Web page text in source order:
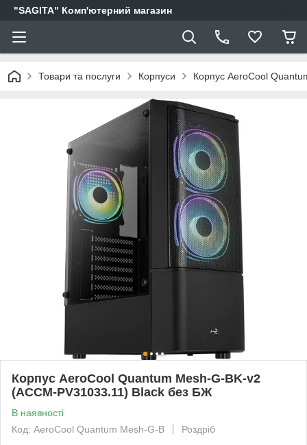
"SAGITA" Комп'ютерний магазин
Товари та послуги Корпуси Корпус AeroCool
Корпус AeroCool Quantum Mesh-G-BK-v2
(ACCM-PV31033.11) Black без БЖ
В наявності
Код: AeroCool Quantum Mesh-G-B
Роздріб